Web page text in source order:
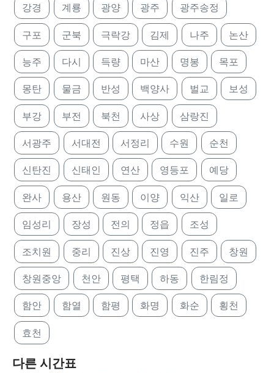
강경 계룡 광양 광주 광주송정
구포 군북 극락강 김제 나주 논산
능주 다시 득량 마산 명봉 목포
몽탄 물금 반성 백양사 벌교 보성
부강 부전 북천 사상 삼랑진
서광주 서대전 서정리 수원 순천
신탄진 신태인 연산 영등포 예당
완사 용산 원동 이양 익산 일로
임성리 장성 전의 정읍 조성
조치원 중리 진상 진영 진주 창원
창원중앙 천안 평택 하동 한림정
함안 함열 함평 화명 화순 횡천
효천
다른 시간표